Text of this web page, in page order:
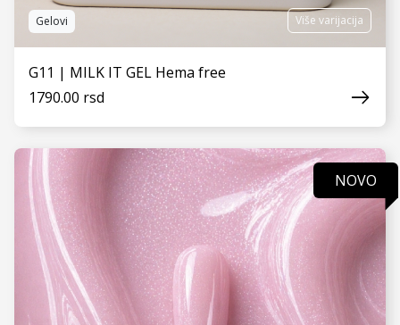
VIDI JOŠ
Gelovi Više varijacija
G11 | MILK IT GEL Hema free
1790.00 rsd
NOVO